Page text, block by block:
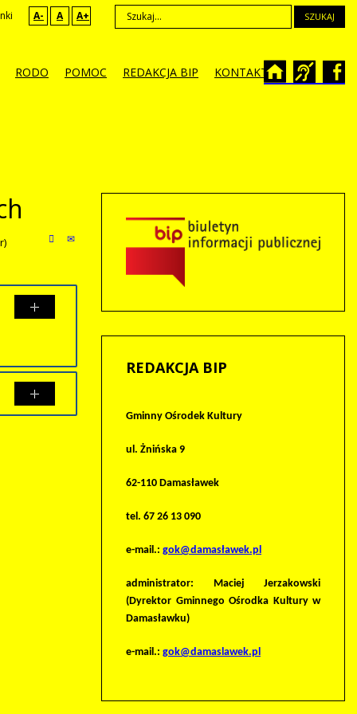
A- A A+ SZUKAJ
RODO POMOC REDAKCJA BIP KONTAKT
REDAKCJA BIP
Gminny Ośrodek Kultury
ul. Żnińska 9
62-110 Damasławek
tel. 67 26 13 090
e-mail.: gok@damasławek.pl
administrator: Maciej Jerzakowski
(Dyrektor Gminnego Ośrodka Kultury w
Damasławku)
e-mail.: gok@damaslawek.pl